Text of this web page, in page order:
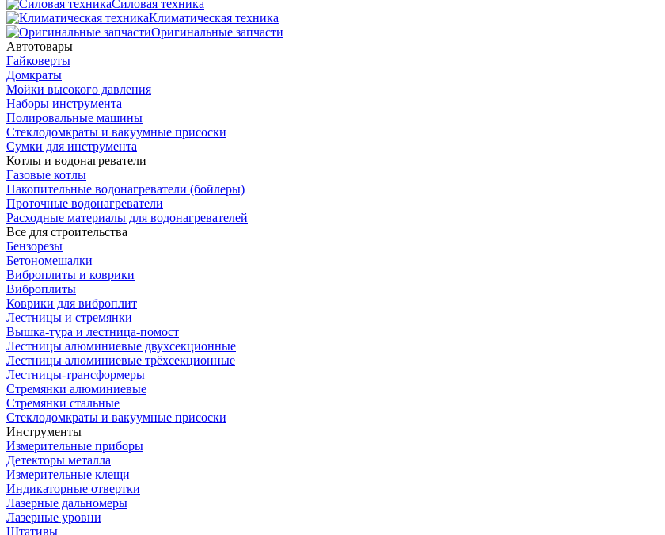
Силовая техника
Климатическая техника
Оригинальные запчасти
Автотовары
Гайковерты
Домкраты
Мойки высокого давления
Наборы инструмента
Полировальные машины
Стеклодомкраты и вакуумные присоски
Сумки для инструмента
Котлы и водонагреватели
Газовые котлы
Накопительные водонагреватели (бойлеры)
Проточные водонагреватели
Расходные материалы для водонагревателей
Все для строительства
Бензорезы
Бетономешалки
Виброплиты и коврики
Виброплиты
Коврики для виброплит
Лестницы и стремянки
Вышка-тура и лестница-помост
Лестницы алюминиевые двухсекционные
Лестницы алюминиевые трёхсекционные
Лестницы-трансформеры
Стремянки алюминиевые
Стремянки стальные
Стеклодомкраты и вакуумные присоски
Инструменты
Измерительные приборы
Детекторы металла
Измерительные клещи
Индикаторные отвертки
Лазерные дальномеры
Лазерные уровни
Штативы